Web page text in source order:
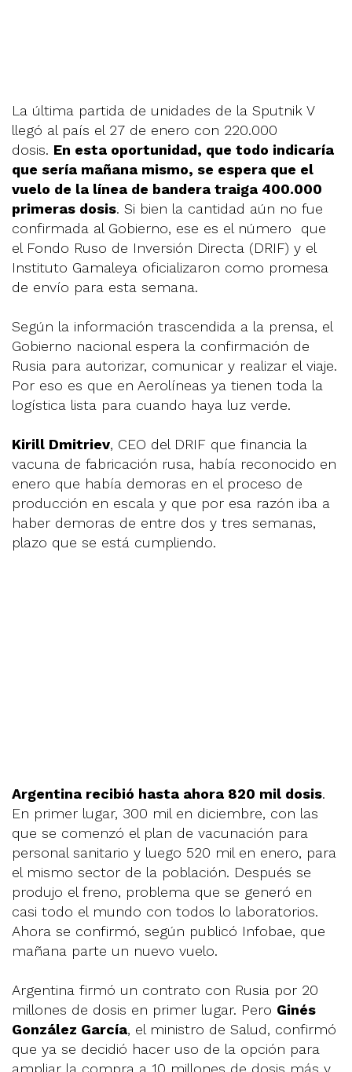
La última partida de unidades de la Sputnik V
llegó al país el 27 de enero con 220.000
dosis. En esta oportunidad, que todo indicaría
que sería mañana mismo, se espera que el
vuelo de la línea de bandera traiga 400.000
primeras dosis. Si bien la cantidad aún no fue
confirmada al Gobierno, ese es el número que
el Fondo Ruso de Inversión Directa (DRIF) y el
Instituto Gamaleya oficializaron como promesa
de envío para esta semana.
Según la información trascendida a la prensa, el
Gobierno nacional espera la confirmación de
Rusia para autorizar, comunicar y realizar el viaje.
Por eso es que en Aerolíneas ya tienen toda la
logística lista para cuando haya luz verde.
Kirill Dmitriev, CEO del DRIF que financia la
vacuna de fabricación rusa, había reconocido en
enero que había demoras en el proceso de
producción en escala y que por esa razón iba a
haber demoras de entre dos y tres semanas,
plazo que se está cumpliendo.
Argentina recibió hasta ahora 820 mil dosis.
En primer lugar, 300 mil en diciembre, con las
que se comenzó el plan de vacunación para
personal sanitario y luego 520 mil en enero, para
el mismo sector de la población. Después se
produjo el freno, problema que se generó en
casi todo el mundo con todos lo laboratorios.
Ahora se confirmó, según publicó Infobae, que
mañana parte un nuevo vuelo.
Argentina firmó un contrato con Rusia por 20
millones de dosis en primer lugar. Pero Ginés
González García, el ministro de Salud, confirmó
que ya se decidió hacer uso de la opción para
ampliar la compra a 10 millones de dosis más y